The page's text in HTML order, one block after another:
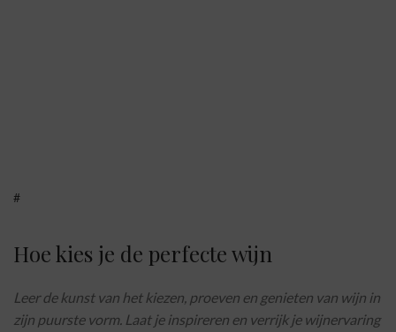
#
Hoe kies je de perfecte wijn
Leer de kunst van het kiezen, proeven en genieten van wijn in
zijn puurste vorm. Laat je inspireren en verrijk je wijnervaring